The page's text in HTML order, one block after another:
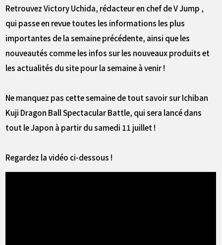
Retrouvez Victory Uchida, rédacteur en chef de V Jump ,
qui passe en revue toutes les informations les plus
importantes de la semaine précédente, ainsi que les
nouveautés comme les infos sur les nouveaux produits et
les actualités du site pour la semaine à venir !
Ne manquez pas cette semaine de tout savoir sur Ichiban
Kuji Dragon Ball Spectacular Battle, qui sera lancé dans
tout le Japon à partir du samedi 11 juillet !
Regardez la vidéo ci-dessous !